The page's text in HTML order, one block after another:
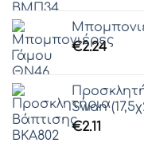
€2.24
Swan
€2.11